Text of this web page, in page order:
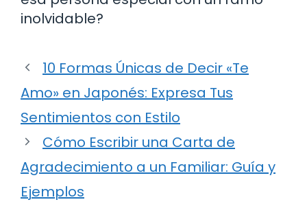
inolvidable?
10 Formas Únicas de Decir «Te
Amo» en Japonés: Expresa Tus
Sentimientos con Estilo
Cómo Escribir una Carta de
Agradecimiento a un Familiar: Guía y
Ejemplos